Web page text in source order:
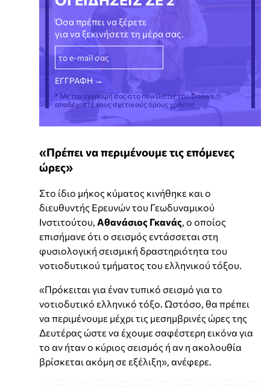
Όσα πρέπει να ξέρετε
για να ξεκινήσετε τη μέρα σας.
* Με την εγγραφή σας στο newsletter του Dnews,
αποδέχεστε τους σχετικούς όρους χρήσης
«Πρέπει να περιμένουμε τις επόμενες
ώρες»
Στο ίδιο μήκος κύματος κινήθηκε και ο
διευθυντής Ερευνών του Γεωδυναμικού
Ινστιτούτου, Αθανάσιος Γκανάς, ο οποίος
επισήμανε ότι ο σεισμός εντάσσεται στη
φυσιολογική σεισμική δραστηριότητα του
νοτιοδυτικού τμήματος του ελληνικού τόξου.
«Πρόκειται για έναν τυπικό σεισμό για το
νοτιοδυτικό ελληνικό τόξο. Ωστόσο, θα πρέπει
να περιμένουμε μέχρι τις μεσημβρινές ώρες της
Δευτέρας ώστε να έχουμε σαφέστερη εικόνα για
το αν ήταν ο κύριος σεισμός ή αν η ακολουθία
βρίσκεται ακόμη σε εξέλιξη», ανέφερε.